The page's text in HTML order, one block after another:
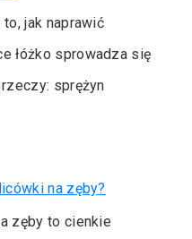
to, jak naprawić
łóżko sprowadza się
sprężyn
na zęby?
zęby to cienkie